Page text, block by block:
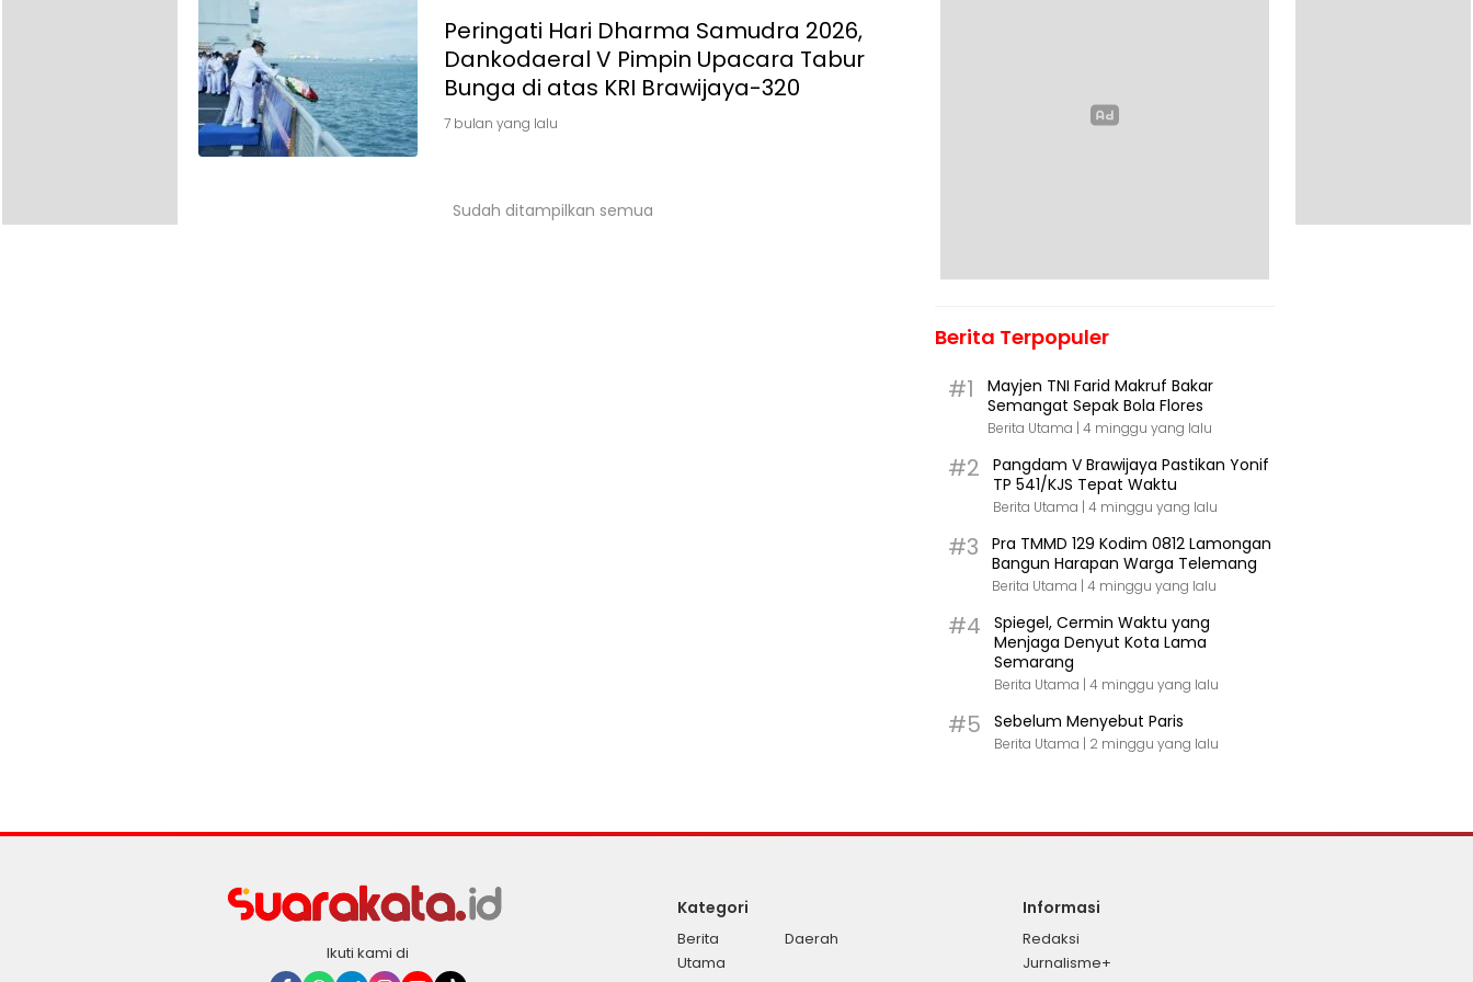
Peringati Hari Dharma Samudra 2026,
Dankodaeral V Pimpin Upacara Tabur
Bunga di atas KRI Brawijaya-320
7 bulan yang lalu
Sudah ditampilkan semua
Berita Terpopuler
#1
Mayjen TNI Farid Makruf Bakar
Semangat Sepak Bola Flores
Berita Utama | 4 minggu yang lalu
#2
Pangdam V Brawijaya Pastikan Yonif
TP 541/KJS Tepat Waktu
Berita Utama | 4 minggu yang lalu
#3
Pra TMMD 129 Kodim 0812 Lamongan
Bangun Harapan Warga Telemang
Berita Utama | 4 minggu yang lalu
#4
Spiegel, Cermin Waktu yang
Menjaga Denyut Kota Lama
Semarang
Berita Utama | 4 minggu yang lalu
#5 Sebelum Menyebut Paris
Berita Utama | 2 minggu yang lalu
Ikuti kami di
Kategori
Berita
Utama
Daerah
Informasi
Redaksi
Jurnalisme+